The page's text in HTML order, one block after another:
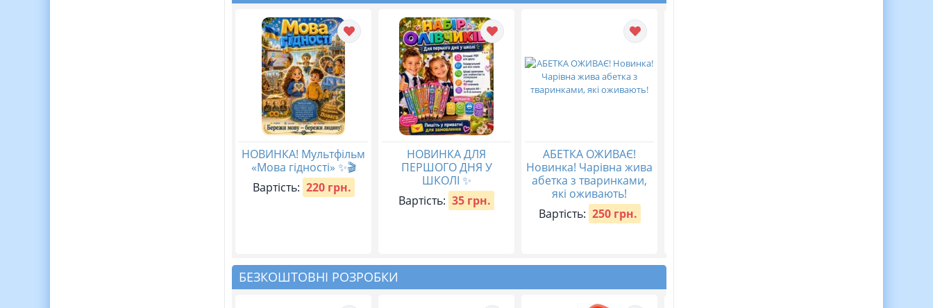
НОВИНКА! Мультфільм
«Мова гідності» ✨🎬
Вартість: 220 грн.
НОВИНКА ДЛЯ
ПЕРШОГО ДНЯ У
ШКОЛІ ✨
Вартість: 35 грн.
АБЕТКА ОЖИВАЄ!
Новинка! Чарівна жива
абетка з тваринками,
які оживають!
Вартість: 250 грн.
БЕЗКОШТОВНІ РОЗРОБКИ